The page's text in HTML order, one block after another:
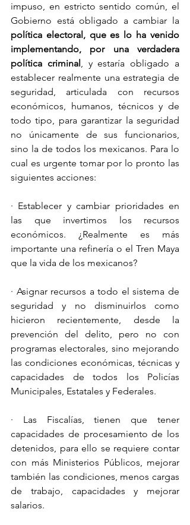
impuso, en estricto sentido común, el
política electoral, que es lo ha venido
implementando, por una verdadera
política criminal, y estaría obligado a
establecer realmente una estrategia de
seguridad, articulada con recursos
económicos, humanos, técnicos y de
todo tipo, para garantizar la seguridad
no únicamente de sus funcionarios,
sino la de todos los mexicanos. Para lo
cual es urgente tomar por lo pronto las
siguientes acciones:
· Establecer y cambiar prioridades en
las que invertimos los recursos
económicos. ¿Realmente es más
importante una refinería o el Tren Maya
que la vida de los mexicanos?
· Asignar recursos a todo el sistema de
seguridad y no disminuirlos como
hicieron recientemente, desde la
prevención del delito, pero no con
programas electorales, sino mejorando
las condiciones económicas, técnicas y
capacidades de todos los Policías
Municipales, Estatales y Federales.
· Las Fiscalías, tienen que tener
capacidades de procesamiento de los
detenidos, para ello se requiere contar
con más Ministerios Públicos, mejorar
también las condiciones, menos cargas
de trabajo, capacidades y mejorar
salarios.